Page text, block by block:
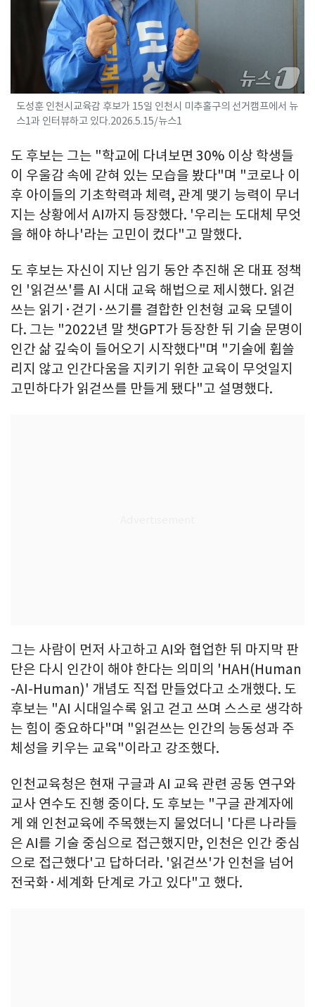
도성훈 인천시교육감 후보가 15일 인천시 미추홀구의 선거캠프에서 뉴
스1과 인터뷰하고 있다.2026.5.15/뉴스1
도 후보는 그는 "학교에 다녀보면 30% 이상 학생들
이 우울감 속에 갇혀 있는 모습을 봤다"며 "코로나 이
후 아이들의 기초학력과 체력, 관계 맺기 능력이 무너
지는 상황에서 AI까지 등장했다. '우리는 도대체 무엇
을 해야 하나'라는 고민이 컸다"고 말했다.
도 후보는 자신이 지난 임기 동안 추진해 온 대표 정책
인 '읽걷쓰'를 AI 시대 교육 해법으로 제시했다. 읽걷
쓰는 읽기·걷기·쓰기를 결합한 인천형 교육 모델이
다. 그는 "2022년 말 챗GPT가 등장한 뒤 기술 문명이
인간 삶 깊숙이 들어오기 시작했다"며 "기술에 휩쓸
리지 않고 인간다움을 지키기 위한 교육이 무엇일지
고민하다가 읽걷쓰를 만들게 됐다"고 설명했다.
그는 사람이 먼저 사고하고 AI와 협업한 뒤 마지막 판
단은 다시 인간이 해야 한다는 의미의 'HAH(Human
-AI-Human)' 개념도 직접 만들었다고 소개했다. 도
후보는 "AI 시대일수록 읽고 걷고 쓰며 스스로 생각하
는 힘이 중요하다"며 "읽걷쓰는 인간의 능동성과 주
체성을 키우는 교육"이라고 강조했다.
인천교육청은 현재 구글과 AI 교육 관련 공동 연구와
교사 연수도 진행 중이다. 도 후보는 "구글 관계자에
게 왜 인천교육에 주목했는지 물었더니 '다른 나라들
은 AI를 기술 중심으로 접근했지만, 인천은 인간 중심
으로 접근했다'고 답하더라. '읽걷쓰'가 인천을 넘어
전국화·세계화 단계로 가고 있다"고 했다.